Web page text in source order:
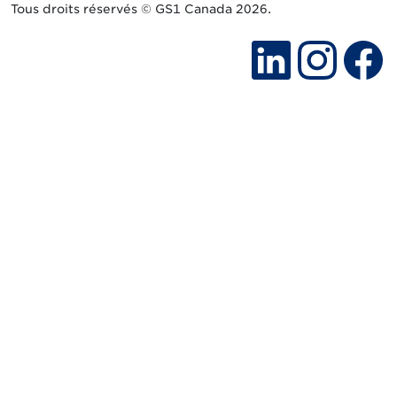
Tous droits réservés © GS1 Canada 2026.
(Le lien
(Le